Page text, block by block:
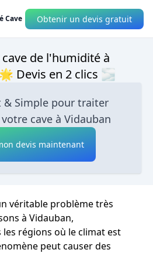
Cave Obtenir un devis gratuit
de l'humidité à
Devis en 2 clics 🌫
& Simple pour traiter
cave à Vidauban
devis maintenant
véritable problème très
à Vidauban,
régions où le climat est
peut causer des